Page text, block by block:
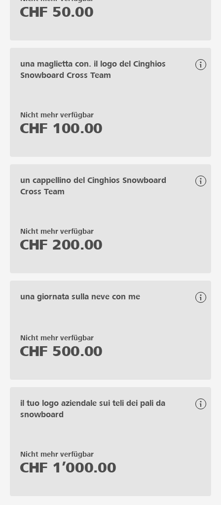
CHF 50.00
una maglietta con. il logo del Cinghios
Snowboard Cross Team
Nicht mehr verfügbar
CHF 100.00
un cappellino del Cinghios Snowboard
Cross Team
Nicht mehr verfügbar
CHF 200.00
una giornata sulla neve con me
Nicht mehr verfügbar
CHF 500.00
il tuo logo aziendale sui teli dei pali da
snowboard
Nicht mehr verfügbar
CHF 1’000.00